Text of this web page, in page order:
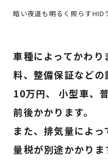
暗い夜道も明るく照らすHID
車種によってかわ
料、整備保証など
10万円、 小型車、
前後かかります。
また、排気量によ
量税が別途かかりま